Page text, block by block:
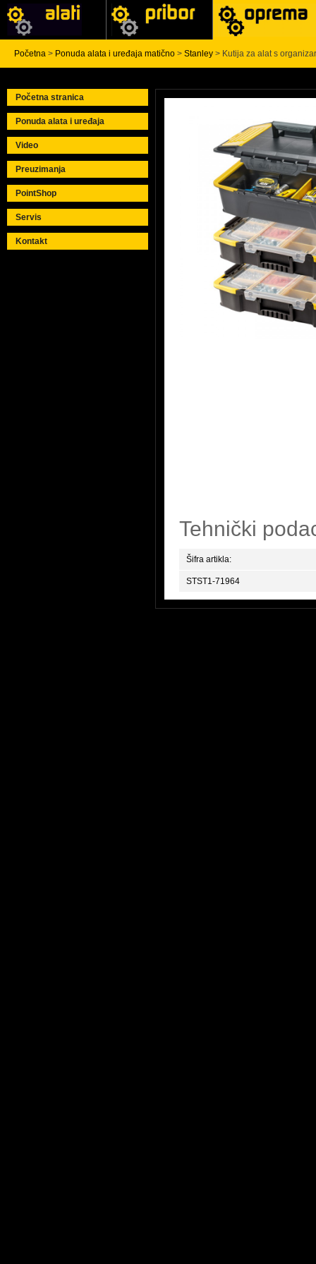
Početna > Ponuda alata i uređaja matično > Stanley > Kutija za alat s
Početna stranica
Ponuda alata i uređaja
Video
Preuzimanja
PointShop
Servis
Kontakt
Tehnički
Šifra artikla:
STST1-71964